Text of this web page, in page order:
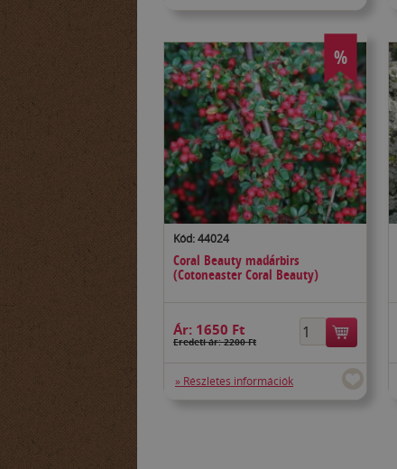
%
Kód: 44024
Coral Beauty madárbirs
(Cotoneaster Coral Beauty)
Ár: 1650 Ft
Eredeti ár: 2200 Ft
» Részletes információk